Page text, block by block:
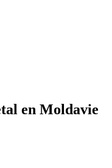
en Moldavie